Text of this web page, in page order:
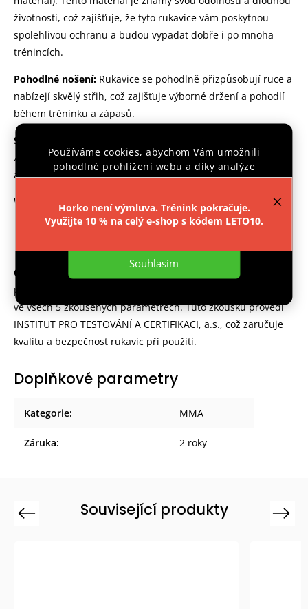
Používáme cookies, abychom Vám umožnili
pohodlné prohlížení webu a díky analýze
provozu webu neustále zlepšovali jeho funkce,
Nastavení
Souhlasím
Horko není výmluva. Trénink pokračuje.
Využijte 10 % na celý e-shop s kódem LETO10.
životností, což zajišťuje, že tyto rukavice vám poskytnou
spolehlivou ochranu a budou vypadat dobře i po mnoha
trénincích.
Pohodlné nošení: Rukavice se pohodlně přizpůsobují ruce a
nabízejí skvělý střih, což zajišťuje výborné držení a pohodlí
během tréninku a zápasů.
Silná Výplň
znamená, že vaše ruce budou dobře chráněny před nárazy
a zraněními během tréninku a zápasů.
Velikosti
10oz - cca do 69kg
Certifikace kvality:
Boxovací rukavice IPPON PRO splňují
přísné požadavky normy ČSN EN 13277-1 a ČSN EN 13277-7
ve všech 5 zkoušených parametrech. Tuto zkoušku provedl
INSTITUT PRO TESTOVÁNÍ A CERTIFIKACI, a.s., což zaručuje
kvalitu a bezpečnost rukavic při použití.
Doplňkové parametry
Kategorie: MMA
Záruka: 2 roky
Související produkty
Previous Next